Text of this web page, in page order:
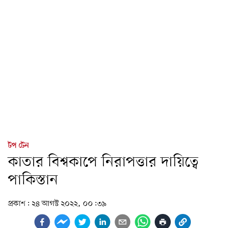
টপ টেন
কাতার বিশ্বকাপে নিরাপত্তার দায়িত্বে
পাকিস্তান
প্রকাশ: ২৪ আগস্ট ২০২২, ০০:৩৯